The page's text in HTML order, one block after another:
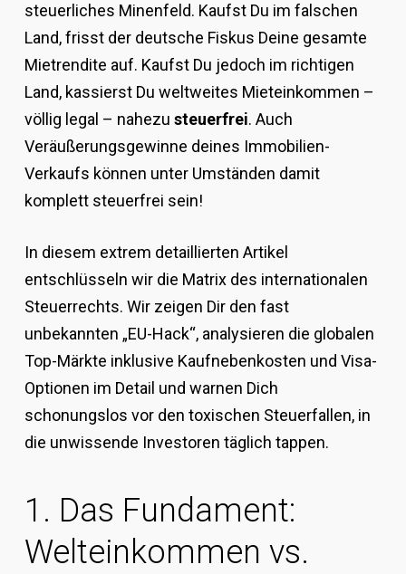
steuerliches Minenfeld. Kaufst Du im falschen
Land, frisst der deutsche Fiskus Deine gesamte
Mietrendite auf. Kaufst Du jedoch im richtigen
Land, kassierst Du weltweites Mieteinkommen –
völlig legal – nahezu steuerfrei. Auch
Veräußerungsgewinne deines Immobilien-
Verkaufs können unter Umständen damit
komplett steuerfrei sein!
In diesem extrem detaillierten Artikel
entschlüsseln wir die Matrix des internationalen
Steuerrechts. Wir zeigen Dir den fast
unbekannten „EU-Hack“, analysieren die globalen
Top-Märkte inklusive Kaufnebenkosten und Visa-
Optionen im Detail und warnen Dich
schonungslos vor den toxischen Steuerfallen, in
die unwissende Investoren täglich tappen.
1. Das Fundament:
Welteinkommen vs.